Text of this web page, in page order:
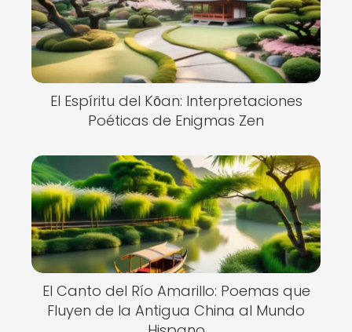
El Espíritu del Kōan: Interpretaciones
Poéticas de Enigmas Zen
El Canto del Río Amarillo: Poemas que
Fluyen de la Antigua China al Mundo